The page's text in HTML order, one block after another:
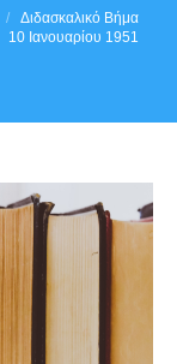
Διδασκαλικό Βήμα
10 Ιανουαρίου 1951